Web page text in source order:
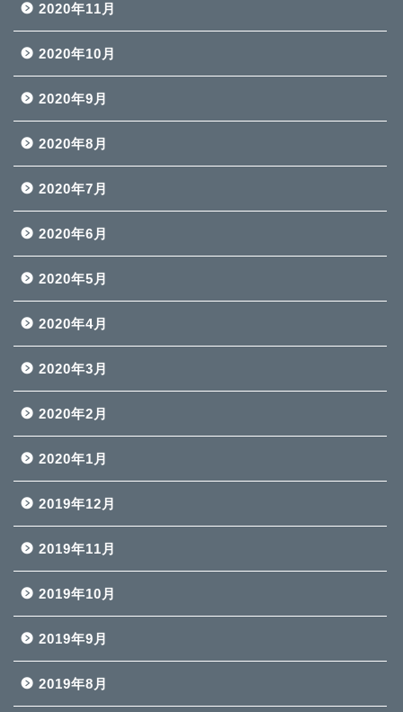
2020年11月
2020年10月
2020年9月
2020年8月
2020年7月
2020年6月
2020年5月
2020年4月
2020年3月
2020年2月
2020年1月
2019年12月
2019年11月
2019年10月
2019年9月
2019年8月